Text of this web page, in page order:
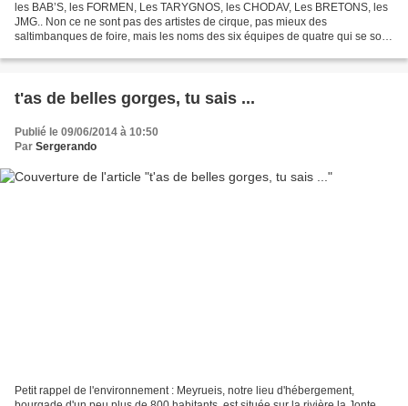
les BAB’S, les FORMEN, Les TARYGNOS, les CHODAV, Les BRETONS, les
JMG.. Non ce ne sont pas des artistes de cirque, pas mieux des
saltimbanques de foire, mais les noms des six équipes de quatre qui se sont
t'as de belles gorges, tu sais ...
Publié le 09/06/2014 à 10:50
Par Sergerando
Petit rappel de l'environnement : Meyrueis, notre lieu d'hébergement,